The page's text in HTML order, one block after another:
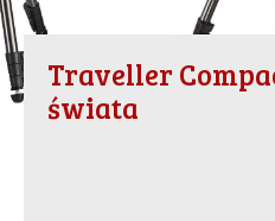
Traveller
świata